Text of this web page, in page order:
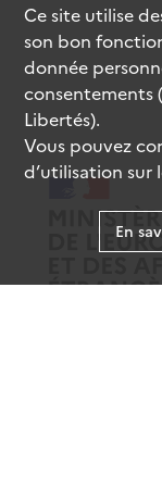
Ce site utilise
son bon
donnée
consentements
Libertés).
Vous pouvez
d’utilisation sur
En